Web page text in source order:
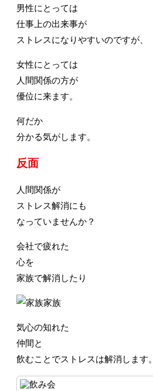
男性にとっては
仕事上の出来事が
ストレスになりやすいのですが、
女性にとっては
人間関係の方が
優位に来ます。
何だか
分かる気がします。
反面
人間関係が
ストレス解消にも
なっていませんか？
会社で疲れた
心を
家族で解消したり
気心の知れた
仲間と
飲むことでストレスは解消します。